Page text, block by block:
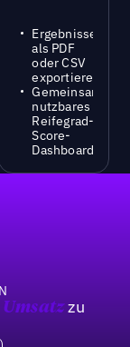
Ergebnisse
als PDF
oder CSV
exportieren
Gemeinsam
nutzbares
Reifegrad-
Score-
Dashboard
Umsatzzu